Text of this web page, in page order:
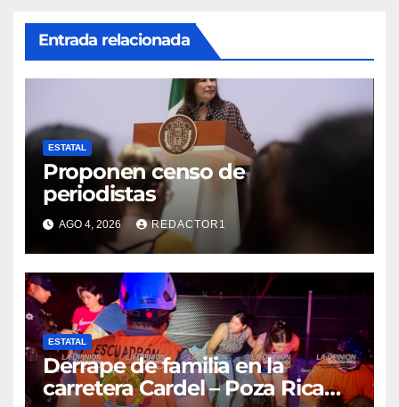
Entrada relacionada
ESTATAL
Proponen censo de
periodistas
AGO 4, 2026 REDACTOR1
ESTATAL
Derrape de familia en la
carretera Cardel – Poza Rica